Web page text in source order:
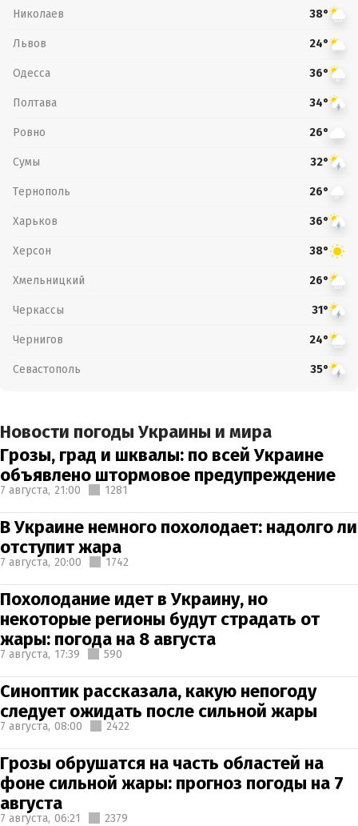
Николаев 38°
Львов 24°
Одесса 36°
Полтава 34°
Ровно 26°
Сумы 32°
Тернополь 26°
Харьков 36°
Херсон 38°
Хмельницкий 26°
Черкассы 31°
Чернигов 24°
Севастополь 35°
Новости погоды Украины и мира
Грозы, град и шквалы: по всей Украине
объявлено штормовое предупреждение
7 августа, 21:00 1281
В Украине немного похолодает: надолго ли
отступит жара
7 августа, 20:00 1742
Похолодание идет в Украину, но
некоторые регионы будут страдать от
жары: погода на 8 августа
7 августа, 17:39 590
Синоптик рассказала, какую непогоду
следует ожидать после сильной жары
7 августа, 08:00 2422
Грозы обрушатся на часть областей на
фоне сильной жары: прогноз погоды на 7
августа
7 августа, 06:21 2379